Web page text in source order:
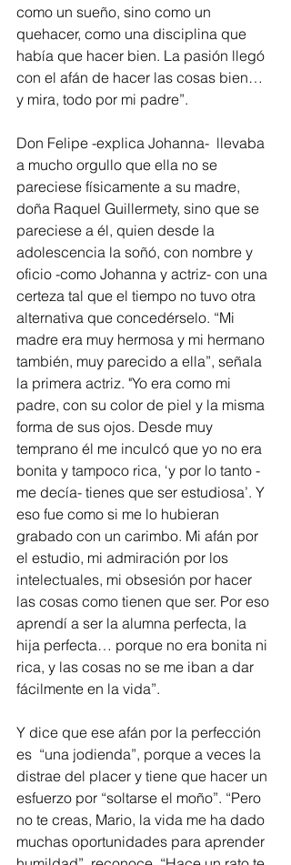
como un sueño, sino como un
quehacer, como una disciplina que
había que hacer bien. La pasión llegó
con el afán de hacer las cosas bien…
y mira, todo por mi padre”.
Don Felipe -explica Johanna-  llevaba
a mucho orgullo que ella no se
pareciese físicamente a su madre,
doña Raquel Guillermety, sino que se
pareciese a él, quien desde la
adolescencia la soñó, con nombre y
oficio -como Johanna y actriz- con una
certeza tal que el tiempo no tuvo otra
alternativa que concedérselo. “Mi
madre era muy hermosa y mi hermano
también, muy parecido a ella”, señala
la primera actriz. "Yo era como mi
padre, con su color de piel y la misma
forma de sus ojos. Desde muy
temprano él me inculcó que yo no era
bonita y tampoco rica, ‘y por lo tanto -
me decía- tienes que ser estudiosa’. Y
eso fue como si me lo hubieran
grabado con un carimbo. Mi afán por
el estudio, mi admiración por los
intelectuales, mi obsesión por hacer
las cosas como tienen que ser. Por eso
aprendí a ser la alumna perfecta, la
hija perfecta… porque no era bonita ni
rica, y las cosas no se me iban a dar
fácilmente en la vida”.
Y dice que ese afán por la perfección
es  “una jodienda”, porque a veces la
distrae del placer y tiene que hacer un
esfuerzo por “soltarse el moño”. “Pero
no te creas, Mario, la vida me ha dado
muchas oportunidades para aprender